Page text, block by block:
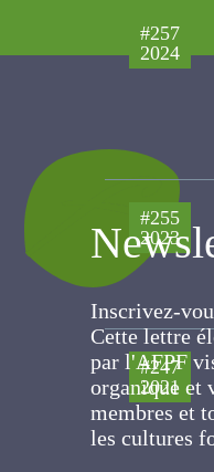
2024
#255
2023
#247
2021
Inscrivez-
Cette lettre
gratuitement
d'un lien
personnes
fourragères